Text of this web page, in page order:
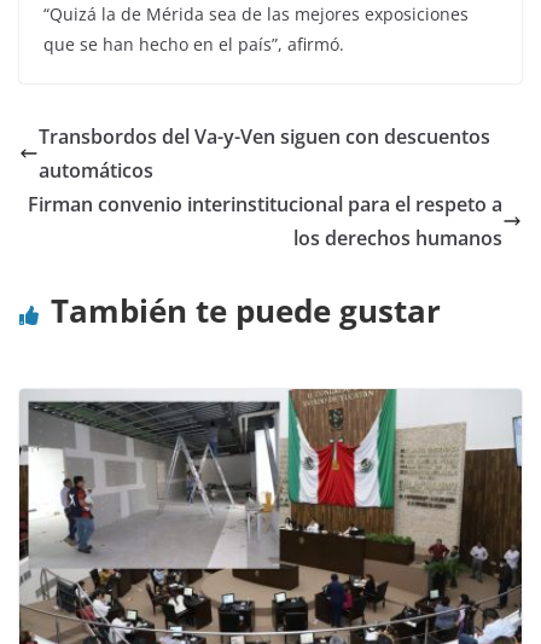
“Quizá la de Mérida sea de las mejores exposiciones
que se han hecho en el país”, afirmó.
Transbordos del Va-y-Ven siguen con descuentos
automáticos
Firman convenio interinstitucional para el respeto a
los derechos humanos
También te puede gustar